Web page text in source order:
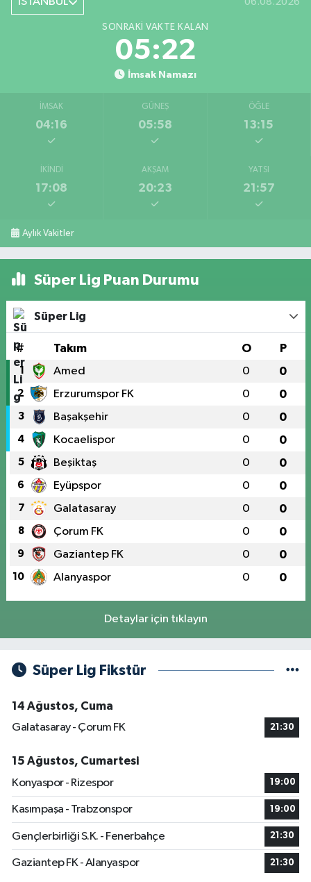
SONRAKI VAKTE KALAN
05:21
İmsak Namazı
İMSAK
04:16
GÜNEŞ
05:58
ÖĞLE
13:15
İKINDI
17:08
AKŞAM
20:23
YATSI
21:57
Aylık Vakitler
Süper Lig Puan Durumu
Süper Lig
# Takım O P
1 Amed 0 0
2 Erzurumspor FK 0 0
3 Başakşehir 0 0
4 Kocaelispor 0 0
5 Beşiktaş 0 0
6 Eyüpspor 0 0
7 Galatasaray 0 0
8 Çorum FK 0 0
9 Gaziantep FK 0 0
10 Alanyaspor 0 0
Detaylar için tıklayın
Süper Lig Fikstür
14 Ağustos, Cuma
Galatasaray - Çorum FK
21:30
15 Ağustos, Cumartesi
Konyaspor - Rizespor
19:00
Kasımpaşa - Trabzonspor 19:00
Gençlerbirliği S.K. - Fenerbahçe 21:30
Gaziantep FK - Alanyaspor 21:30